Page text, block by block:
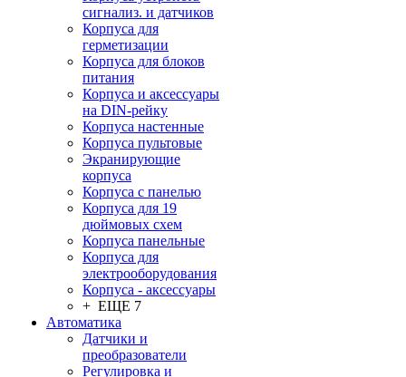
сигнализ. и датчиков
Корпуса для
герметизации
Корпуса для блоков
питания
Корпуса и аксессуары
на DIN-рейку
Корпуса настенные
Корпуса пультовые
Экранирующие
корпуса
Корпуса с панелью
Корпуса для 19
дюймовых схем
Корпуса панельные
Корпуса для
электрооборудования
Корпуса - аксессуары
+ ЕЩЕ 7
Автоматика
Датчики и
преобразователи
Регулировка и